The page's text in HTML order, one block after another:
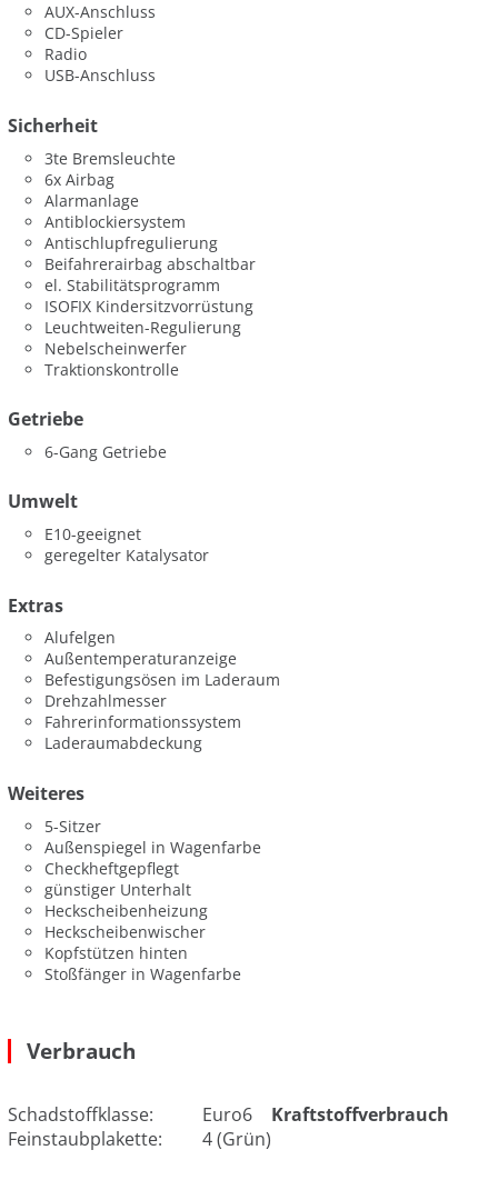
AUX-Anschluss
CD-Spieler
Radio
USB-Anschluss
Sicherheit
3te Bremsleuchte
6x Airbag
Alarmanlage
Antiblockiersystem
Antischlupfregulierung
Beifahrerairbag abschaltbar
el. Stabilitätsprogramm
ISOFIX Kindersitzvorrüstung
Leuchtweiten-Regulierung
Nebelscheinwerfer
Traktionskontrolle
Getriebe
6-Gang Getriebe
Umwelt
E10-geeignet
geregelter Katalysator
Extras
Alufelgen
Außentemperaturanzeige
Befestigungsösen im Laderaum
Drehzahlmesser
Fahrerinformationssystem
Laderaumabdeckung
Weiteres
5-Sitzer
Außenspiegel in Wagenfarbe
Checkheftgepflegt
günstiger Unterhalt
Heckscheibenheizung
Heckscheibenwischer
Kopfstützen hinten
Stoßfänger in Wagenfarbe
Verbrauch
Schadstoffklasse:
Euro6
Feinstaubplakette:
4 (Grün)
Kraftstoffverbrauch